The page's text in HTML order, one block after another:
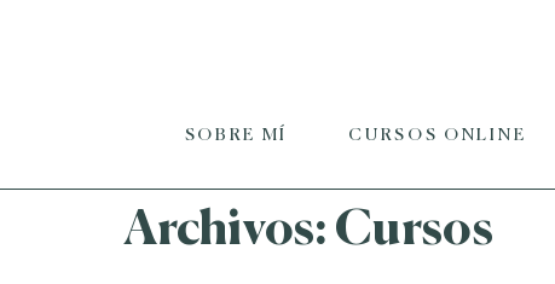
SOBRE MÍ CURSOS ONLINE
Archivos: Cursos